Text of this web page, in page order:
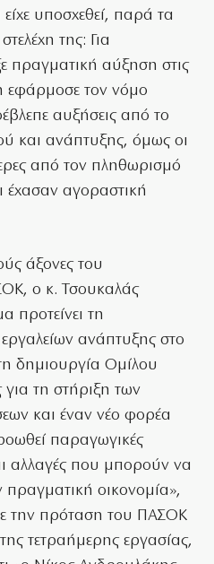
υποσχεθεί, παρά τα
της: Για
πραγματική αύξηση στις
εφάρμοσε τον νόμο
αυξήσεις από το
και ανάπτυξης, όμως οι
από τον πληθωρισμό
έχασαν αγοραστική
άξονες του
ο κ. Τσουκαλάς
προτείνει τη
ανάπτυξης στο
δημιουργία Ομίλου
τη στήριξη των
και έναν νέο φορέα
παραγωγικές
αλλαγές που μπορούν να
οικονομία»,
την πρόταση του ΠΑΣΟΚ
τετραήμερης εργασίας,